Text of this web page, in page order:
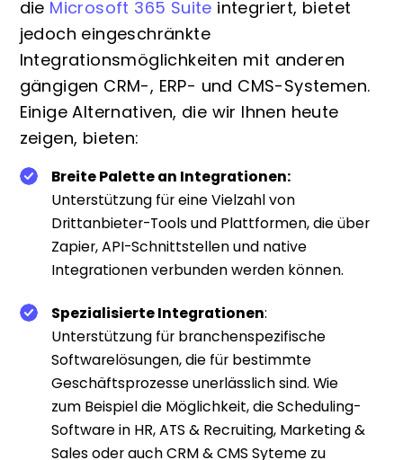
die Microsoft 365 Suite integriert, bietet
jedoch eingeschränkte
Integrationsmöglichkeiten mit anderen
gängigen CRM-, ERP- und CMS-Systemen.
Einige Alternativen, die wir Ihnen heute
zeigen, bieten:
Breite Palette an Integrationen:
Unterstützung für eine Vielzahl von
Drittanbieter-Tools und Plattformen, die über
Zapier, API-Schnittstellen und native
Integrationen verbunden werden können.
Spezialisierte Integrationen:
Unterstützung für branchenspezifische
Softwarelösungen, die für bestimmte
Geschäftsprozesse unerlässlich sind. Wie
zum Beispiel die Möglichkeit, die Scheduling-
Software in HR, ATS & Recruiting, Marketing &
Sales oder auch CRM & CMS Syteme zu